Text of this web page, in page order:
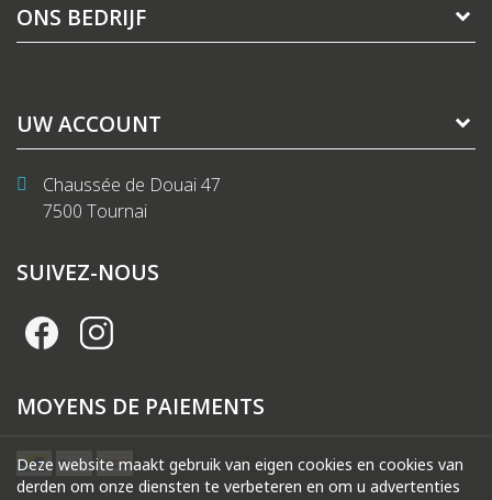
ONS BEDRIJF
UW ACCOUNT
Chaussée de Douai 47
7500 Tournai
Deze website maakt gebruik van eigen cookies en cookies van
derden om onze diensten te verbeteren en om u advertenties
SUIVEZ-NOUS
MOYENS DE PAIEMENTS